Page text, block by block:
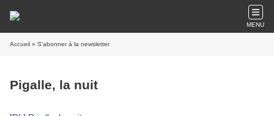
MENU
Accueil » S'abonner à la newsletter
Pigalle, la nuit